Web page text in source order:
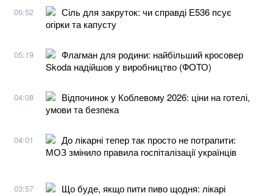
05:52
Сіль для закруток: чи справді Е536 псує
огірки та капусту
05:19
Флагман для родини: найбільший кросовер
Skoda надійшов у виробництво (ФОТО)
04:08
Відпочинок у Коблевому 2026: ціни на готелі,
умови та безпека
04:01
До лікарні тепер так просто не потрапити:
МОЗ змінило правила госпіталізації українців
03:57
Що буде, якщо пити пиво щодня: лікарі